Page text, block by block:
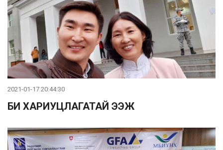
2021-01-17 20:44:30
БИ ХАРИУЦЛАГАТАЙ ЭЭЖ